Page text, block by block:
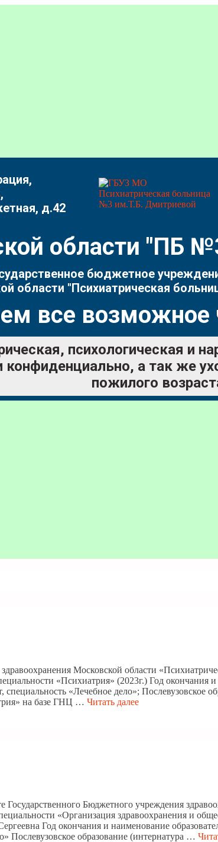
д.42
области "ПБ
бюджетное
области "Психиатрическая
все
психологическая и
конфиденциально, а так же
пожилого
Московской области
«Психиатрия» (2023г.) Год окончания
«Лечебное дело»; Послевузовское
на базе ГНЦ … Читать далее
Государственного Бюджетного учреждения
«Организация здравоохранения и
Год окончания и наименование
Послевузовское образование (интернатура …